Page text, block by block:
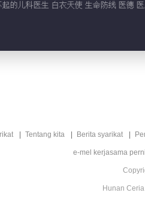
起的儿科医生 白衣天使 生命防线 医德
Tentang kita Berita syarikat
e-mel kerjasama
Hunan